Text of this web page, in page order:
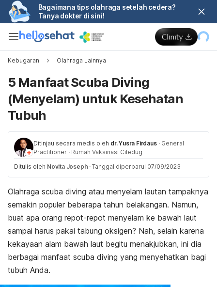
Bagaimana tips olahraga setelah cedera?
Tanya dokter di sini!
Kebugaran Olahraga Lainnya
5 Manfaat Scuba Diving
(Menyelam) untuk Kesehatan
Tubuh
Ditinjau secara medis oleh dr. Yusra Firdaus · General
Practitioner · Rumah Vaksinasi Ciledug
Ditulis oleh Novita Joseph · Tanggal diperbarui 07/09/2023
Olahraga scuba diving atau menyelam lautan tampaknya
semakin populer beberapa tahun belakangan. Namun,
buat apa orang repot-repot menyelam ke bawah laut
sampai harus pakai tabung oksigen? Nah, selain karena
kekayaan alam bawah laut begitu menakjubkan, ini dia
berbagai manfaat scuba diving yang menyehatkan bagi
tubuh Anda.